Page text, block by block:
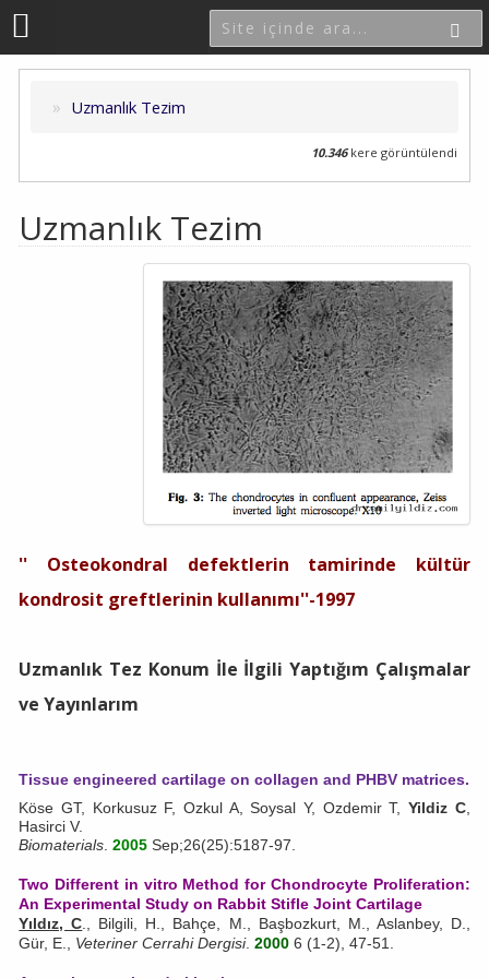
Uzmanlık Tezim
10.346kere görüntülendi
Uzmanlık Tezim
'' Osteokondral defektlerin tamirinde kültür
kondrosit greftlerinin kullanımı''-1997
Uzmanlık Tez Konum İle İlgili Yaptığım Çalışmalar
ve Yayınlarım
Tissue engineered cartilage on collagen and PHBV matrices.
Köse GT, Korkusuz F, Ozkul A, Soysal Y, Ozdemir T, Yildiz C,
Hasirci V.
Biomaterials.2005 Sep;26(25):5187-97.
Two Different in vitro Method for Chondrocyte Proliferation:
An Experimental Study on Rabbit Stifle Joint Cartilage
Yıldız, C., Bilgili, H., Bahçe, M., Başbozkurt, M., Aslanbey, D.,
Gür, E., Veteriner Cerrahi Dergisi.2000 6 (1-2), 47-51.